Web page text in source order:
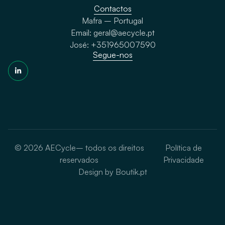
Contactos
Mafra – Portugal
Email: geral@aecycle.pt
José: +351965007590
Segue-nos
© 2026 AECycle– todos os direitos
reservados
Política de
Privacidade
Design by Boutik.pt